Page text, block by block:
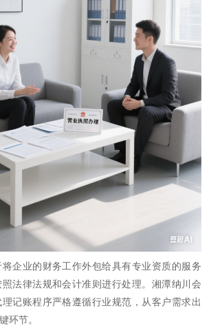
企业的财务工作外包给具有专业资质的服务
法律法规和会计准则进行处理。湘潭纳川会
记账程序严格遵循行业规范，从客户需求出
环节。